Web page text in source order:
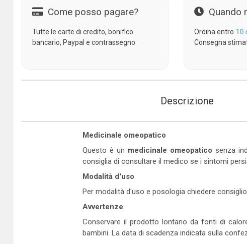
Come posso pagare?
Tutte le carte di credito, bonifico
bancario, Paypal e contrassegno
Quando
Ordina entro 10
Consegna
Descrizione
Medicinale omeopatico
Questo è un medicinale omeopatico senza
consiglia di consultare il medico se i sintomi
Modalità d'uso
Per modalità d'uso e posologia chiedere
Avvertenze
Conservare il prodotto lontano da fonti di
bambini. La data di scadenza indicata sulla